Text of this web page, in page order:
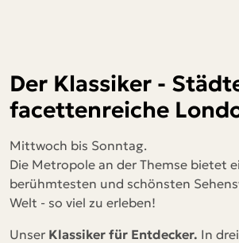
Der Klassiker -
facettenreiche
Mittwoch bis Sonntag.
Die Metropole an der Themse bietet
berühmtesten und schönsten
Welt - so viel zu erleben!
Unser Klassiker für Entdecker. In